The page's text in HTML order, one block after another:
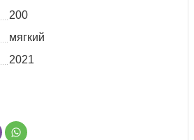
200
мягкий
2021